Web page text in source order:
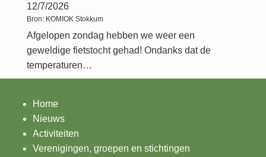
12/7/2026
Bron: KOMIOK Stokkum
Afgelopen zondag hebben we weer een
geweldige fietstocht gehad! Ondanks dat de
temperaturen…
Home
Nieuws
Activiteiten
Verenigingen, groepen en stichtingen